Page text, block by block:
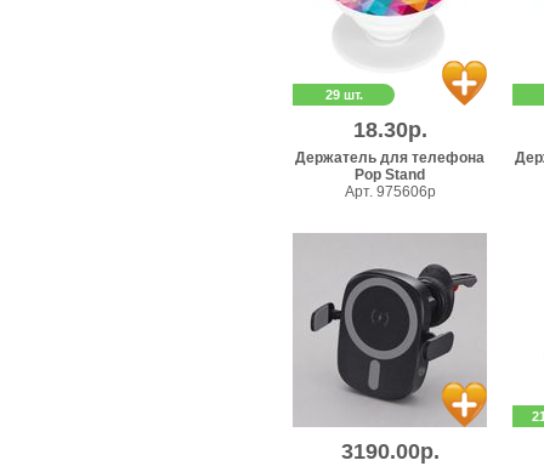
29 шт.
18.30р.
Держатель для телефона
Pop Stand
Арт. 975606p
3190.00р.